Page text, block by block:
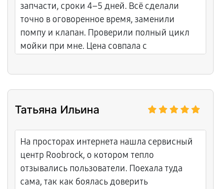
запчасти, сроки 4–5 дней. Всё сделали
точно в оговоренное время, заменили
помпу и клапан. Проверили полный цикл
мойки при мне. Цена совпала с
месяцев. Остался доволен качеством и
Татьяна Ильина
На просторах интернета нашла сервисный
центр Roobrock, о котором тепло
отзывались пользователи. Поехала туда
сама, так как боялась доверить